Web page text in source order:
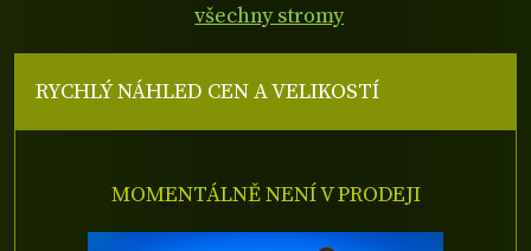
všechny stromy
RYCHLÝ NÁHLED CEN A VELIKOSTÍ
MOMENTÁLNĚ NENÍ V PRODEJI